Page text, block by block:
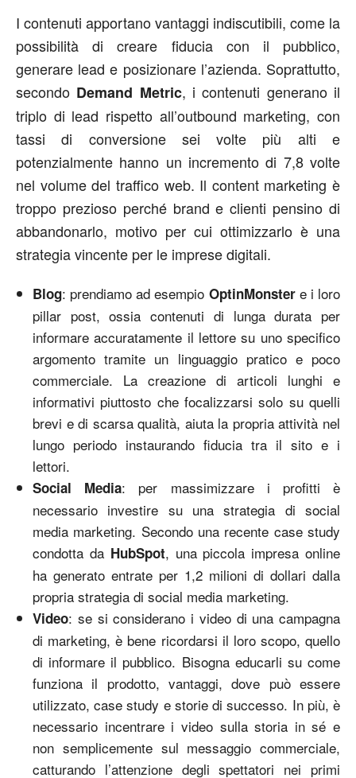
I contenuti apportano vantaggi indiscutibili, come la
possibilità di creare fiducia con il pubblico,
generare lead e posizionare l’azienda. Soprattutto,
secondo Demand Metric, i contenuti generano il
triplo di lead rispetto all’outbound marketing, con
tassi di conversione sei volte più alti e
potenzialmente hanno un incremento di 7,8 volte
nel volume del traffico web. Il content marketing è
troppo prezioso perché brand e clienti pensino di
abbandonarlo, motivo per cui ottimizzarlo è una
strategia vincente per le imprese digitali.
Blog: prendiamo ad esempio OptinMonstere i loro
pillar post, ossia contenuti di lunga durata per
informare accuratamente il lettore su uno specifico
argomento tramite un linguaggio pratico e poco
commerciale. La creazione di articoli lunghi e
informativi piuttosto che focalizzarsi solo su quelli
brevi e di scarsa qualità, aiuta la propria attività nel
lungo periodo instaurando fiducia tra il sito e i
lettori.
Social Media: per massimizzare i profitti è
necessario investire su una strategia di social
media marketing. Secondo una recente case study
condotta da HubSpot, una piccola impresa online
ha generato entrate per 1,2 milioni di dollari dalla
propria strategia di social media marketing.
Video: se si considerano i video di una campagna
di marketing, è bene ricordarsi il loro scopo, quello
di informare il pubblico. Bisogna educarli su come
funziona il prodotto, vantaggi, dove può essere
utilizzato, case study e storie di successo. In più, è
necessario incentrare i video sulla storia in sé e
non semplicemente sul messaggio commerciale,
catturando l’attenzione degli spettatori nei primi